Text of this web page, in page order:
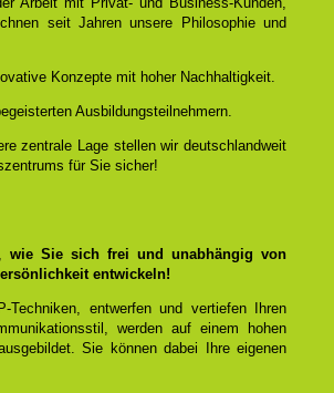
seit Jahren unsere Philosophie und
Konzepte mit hoher Nachhaltigkeit.
Ausbildungsteilnehmern.
zentrale Lage stellen wir deutschlandweit
für Sie sicher!
wie Sie sich frei und unabhängig von
entwickeln!
entwerfen und vertiefen Ihren
werden auf einem hohen
Sie können dabei Ihre eigenen